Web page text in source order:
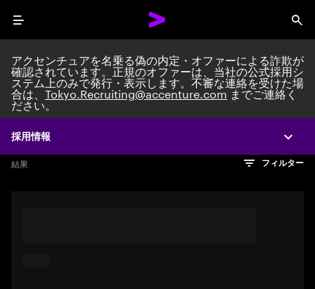
Menu
採用情報
アクセンチュアを名乗る偽の内定・オファーによる詐欺が
確認されています。正規のオファーは、当社の公式採用シ
ステム上のみで発行・表示します。不審な連絡を受けた場
合は、Tokyo.Recruiting@accenture.comまでご連絡く
ださい。
Search jobs at
検索のヒント
希望の仕事を表すフレーズや文章を使って検索してみてくださ
い。キーワードを引用符で囲むことで、完全一致検索もできま
文字数制限に達しました
検索結果を見るにはEnterキーを押してください
結果 フィルター